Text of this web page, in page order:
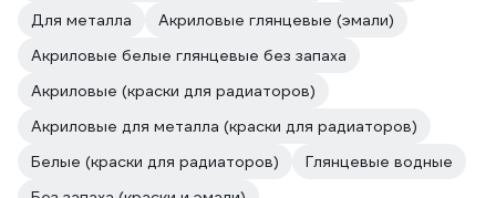
Для металла
Акриловые глянцевые (эмали)
Акриловые белые глянцевые без запаха
Акриловые (краски для радиаторов)
Акриловые для металла (краски для радиаторов)
Белые (краски для радиаторов)
Глянцевые водные